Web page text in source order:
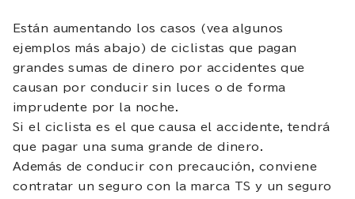
Están aumentando los casos (vea algunos
ejemplos más abajo) de ciclistas que pagan
grandes sumas de dinero por accidentes que
causan por conducir sin luces o de forma
imprudente por la noche.
Si el ciclista es el que causa el accidente, tendrá
que pagar una suma grande de dinero.
Además de conducir con precaución, conviene
contratar un seguro con la marca TS y un seguro